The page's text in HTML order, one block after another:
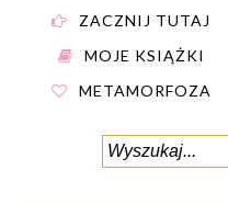
ZACZNIJ TUTAJ
MOJE KSIĄŻKI
METAMORFOZA